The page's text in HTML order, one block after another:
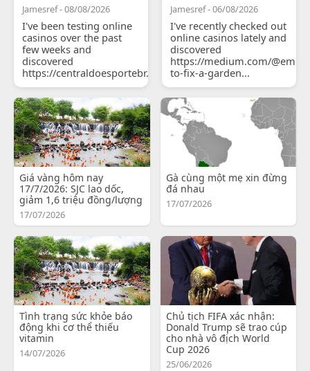
Jamesref - 08/08/2026
I've been testing online
casinos over the past
few weeks and
discovered
https://centraldoesportebr.substack.com/p/cucure...
Jamesref - 06/08/2026
I've recently checked out
online casinos lately and
discovered
https://medium.com/
to-fix-a-garden...
Giá vàng hôm nay
17/7/2026: SJC lao dốc,
giảm 1,6 triệu đồng/lượng
17/07/2026
Gà cùng một mẹ xin đừng
đá nhau
17/07/2026
Tình trạng sức khỏe báo
động khi cơ thể thiếu
vitamin
14/07/2026
Chủ tịch FIFA xác nhận:
Donald Trump sẽ trao cúp
cho nhà vô địch World
Cup 2026
25/06/2026